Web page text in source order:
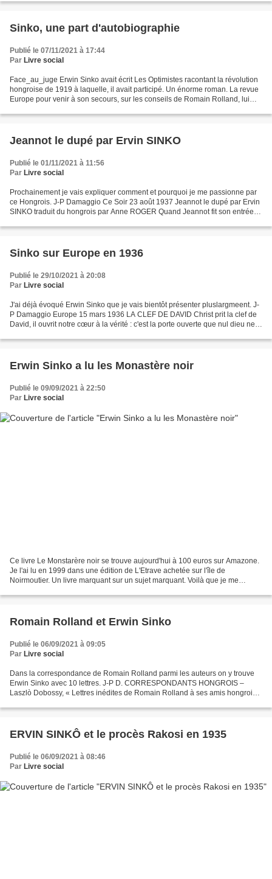
Sinko, une part d'autobiographie
Publié le 07/11/2021 à 17:44
Par Livre social
Face_au_juge Erwin Sinko avait écrit Les Optimistes racontant la révolution
hongroise de 1919 à laquelle, il avait participé. Un énorme roman. La revue
Europe pour venir à son secours, sur les conseils de Romain Rolland, lui
Jeannot le dupé par Ervin SINKO
Publié le 01/11/2021 à 11:56
Par Livre social
Prochainement je vais expliquer comment et pourquoi je me passionne par
ce Hongrois. J-P Damaggio Ce Soir 23 août 1937 Jeannot le dupé par Ervin
SINKO traduit du hongrois par Anne ROGER Quand Jeannot fit son entrée
Sinko sur Europe en 1936
Publié le 29/10/2021 à 20:08
Par Livre social
J'ai déjà évoqué Erwin Sinko que je vais bientôt présenter pluslargmeent. J-
P Damaggio Europe 15 mars 1936 LA CLEF DE DAVID Christ prit la clef de
David, il ouvrit notre cœur à la vérité : c'est la porte ouverte que nul dieu ne
Erwin Sinko a lu les Monastère noir
Publié le 09/09/2021 à 22:50
Par Livre social
Ce livre Le Monstarère noir se trouve aujourd'hui à 100 euros sur Amazone.
Je l'ai lu en 1999 dans une édition de L'Etrave achetée sur l'île de
Noirmoutier. Un livre marquant sur un sujet marquant. Voilà que je me
Romain Rolland et Erwin Sinko
Publié le 06/09/2021 à 09:05
Par Livre social
Dans la correspondance de Romain Rolland parmi les auteurs on y trouve
Erwin Sinko avec 10 lettres. J-P D. CORRESPONDANTS HONGROIS –
Laszlò Dobossy, « Lettres inédites de Romain Rolland à ses amis hongrois »
ERVIN SINKÔ et le procès Rakosi en 1935
Publié le 06/09/2021 à 08:46
Par Livre social